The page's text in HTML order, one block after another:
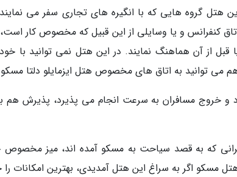
این هتل گروه هایی که با انگیره های تجاری سفر می
کنفرانس و یا وسایلی از این قبیل که مخصوص کار است،
قبل از آن هماهنگ نمایند. در این هتل نمی توانید با
می توانید به اتاق های مخصوص هتل ایزمایلو دلتا مسکو
که به قصد سیاحت به مسکو آمده اند، میز مخصوص
مسکو اگر به سراغ این هتل آمدیدی، بهترین امکانات